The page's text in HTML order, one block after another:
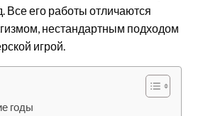
Все его работы отличаются
нестандартным подходом
игрой.
годы